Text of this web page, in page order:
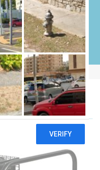
ВВП
Fogo FH7001